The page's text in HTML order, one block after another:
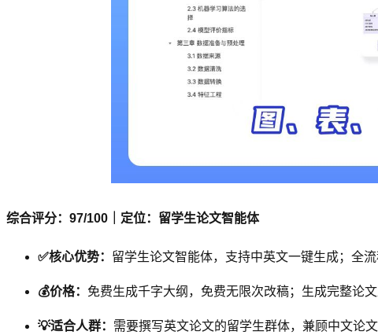
综合评分：97/100｜定位：留学生论文智能体
✅核心优势： 留学生论文智能体，支持中英文一键生成；
💰价格： 免费生成千字大纲，免费无限次改稿；生成完整论
💡适合人群： 需要撰写英文论文的留学生群体，兼顾中文论